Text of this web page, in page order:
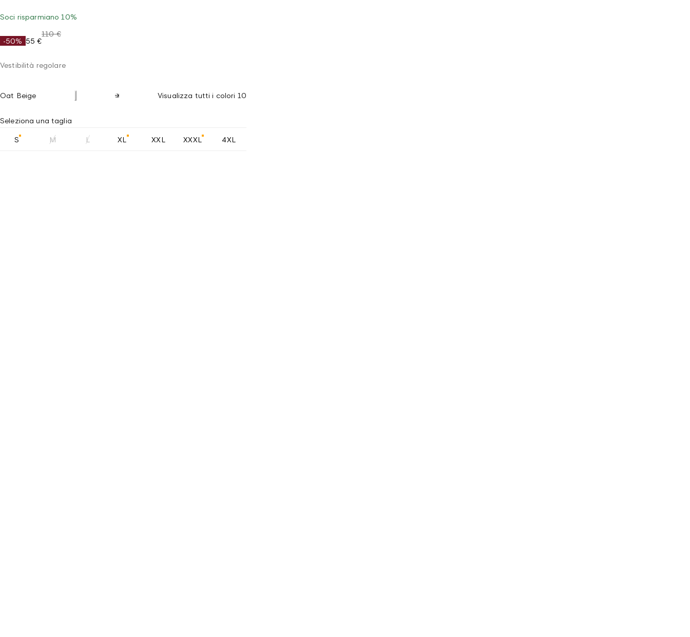
Soci risparmiano 10%
-50% 55 €
110 €
Vestibilità regolare
Oat Beige Visualizza tutti i colori 10
Seleziona una taglia
S M L XL XXL XXXL 4XL